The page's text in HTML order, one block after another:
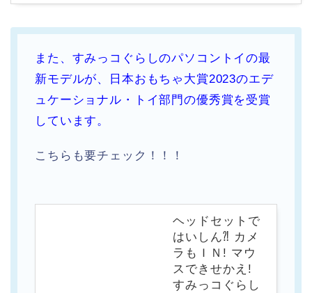
また、すみっコぐらしのパソコントイの最
新モデルが、日本おもちゃ大賞2023のエデ
ュケーショナル・トイ部門の優秀賞を受賞
しています。
こちらも要チェック！！！
ヘッドセットで
はいしん⁈ カメ
ラもＩＮ! マウ
スできせかえ!
すみっコぐらし